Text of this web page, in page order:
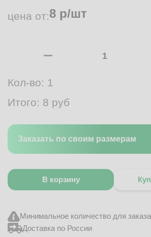
цена от:8 р/шт
Кол-во: 1
Итого: 8 руб
Заказать по своим размерам
В корзину
Минимальное количество для заказа
Доставка по России